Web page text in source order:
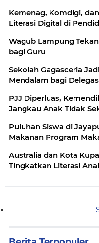
Kemenag, Komdigi,
Literasi Digital di
Wagub Lampung
bagi Guru
Sekolah Gagasceria
Mendalam bagi
PJJ Diperluas,
Jangkau Anak Tidak
Puluhan Siswa di
Makanan Program
Australia dan Kota
Tingkatkan Literasi